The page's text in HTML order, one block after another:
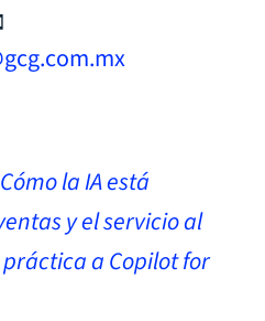
Cómo la IA está
y el servicio al
a Copilot for